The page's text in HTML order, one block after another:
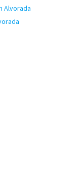
Alvorada